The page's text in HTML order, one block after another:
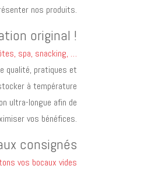
nos produits.
original !
spa, snacking, …
qualité, pratiques et
à température
ultra-longue afin de
vos bénéfices.
consignés
vos bocaux vides